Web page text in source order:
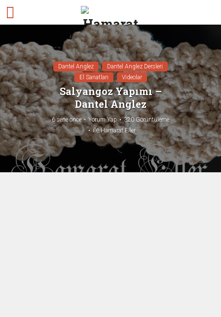
Dantel Anglez
Dantel Anglez Dersleri
El Sanatları
Videolar
Salyangoz Yapımı –
Dantel Anglez
6 sene önce Yorum Yap 320 Görüntüleme
ileHamarat Eller